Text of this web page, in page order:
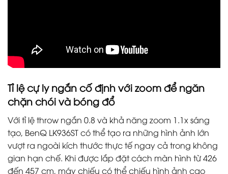
Tỉ lệ cự ly ngắn cố định với zoom để ngăn
chặn chói và bóng đổ
Với tỉ lệ throw ngắn 0.8 và khả năng zoom 1.1x sáng
tạo, BenQ LK936ST có thể tạo ra những hình ảnh lớn
vượt ra ngoài kích thước thực tế ngay cả trong không
gian hạn chế. Khi được lắp đặt cách màn hình từ 426
đến 457 cm, máy chiếu có thể chiếu hình ảnh cao